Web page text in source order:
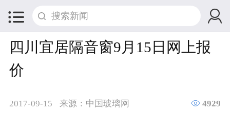
 
四川宜居隔音窗9月15日网上报
价
2017-09-15 来源：中国玻璃网  4929